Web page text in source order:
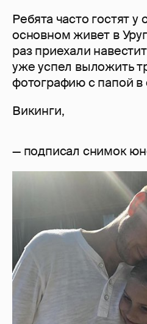
Ребята часто гостят у
основном живет в
раз приехали
уже успел выложить
фотографию с папой в
Викинги,
— подписал снимок